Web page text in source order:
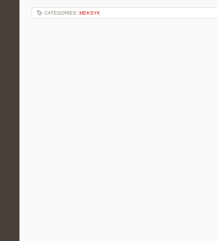
CATEGORIES: MEKSYK